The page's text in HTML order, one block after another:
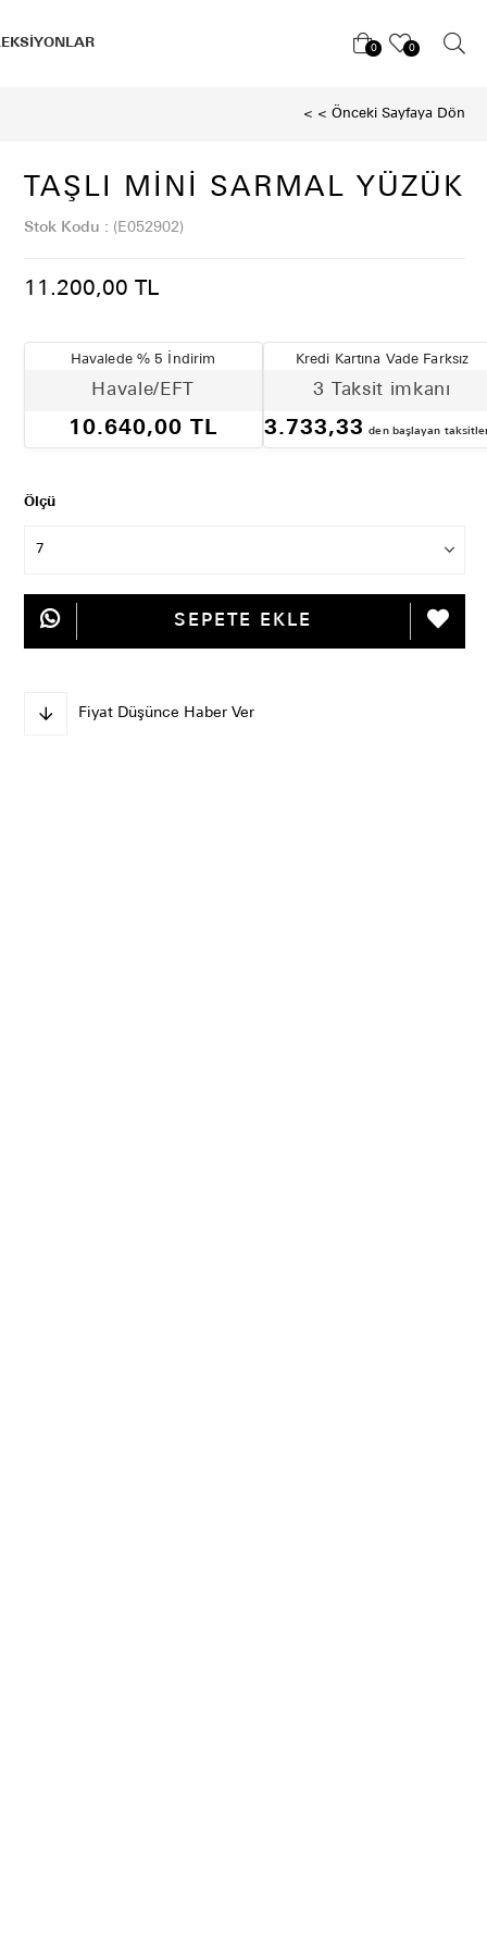
0 0
< < Önceki Sayfaya Dön
TAŞLI MINI SARMAL YÜZÜK
Stok Kodu (E052902)
11.200,00 TL
Havalede % 5 İndirim
Havale/EFT
10.640,00 TL
Kredi Kartına Vade Farksız
3 Taksit imkanı
3.733,33 den başlayan
Ölçü
Fiyat Düşünce Haber Ver